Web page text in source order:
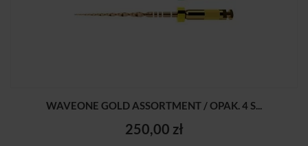
WAVEONE GOLD ASSORTMENT / OPAK. 4 S...
250,00 zł